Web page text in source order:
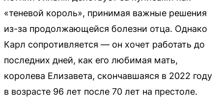
«теневой король», принимая важные решения
из-за продолжающейся болезни отца. Однако
Карл сопротивляется — он хочет работать до
последних дней, как его любимая мать,
королева Елизавета, скончавшаяся в 2022 году
в возрасте 96 лет после 70 лет на престоле.